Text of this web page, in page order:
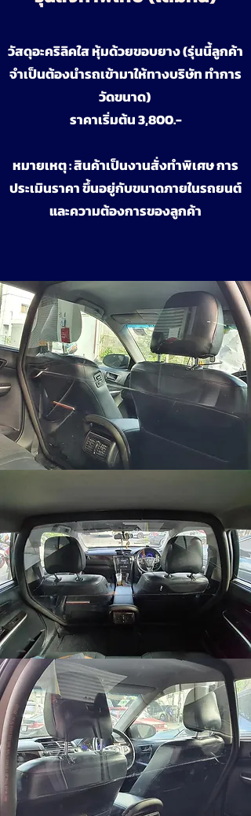
วัสดุอะคริลิคใส หุ้มด้วยขอบยาง (รุ่นนี้ลูกค้า
จำเป็นต้องนำรถเข้ามาให้ทางบริษัท ทำการ
วัดขนาด)
ราคาเริ่มต้น 3,800.-
หมายเหตุ : สินค้าเป็นงานสั่งทำพิเศษ การ
ประเมินราคาขึ้นอยู่กับขนาดภายในรถยนต์
และความต้องการของลูกค้า